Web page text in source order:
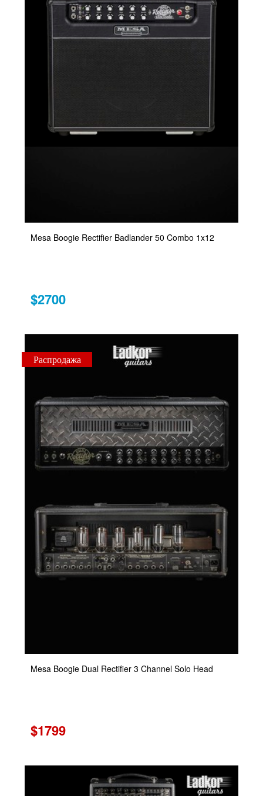
Mesa Boogie Rectifier Badlander 50 Combo 1x12
$2700
Распродажа
Mesa Boogie Dual Rectifier 3 Channel Solo Head
$1799